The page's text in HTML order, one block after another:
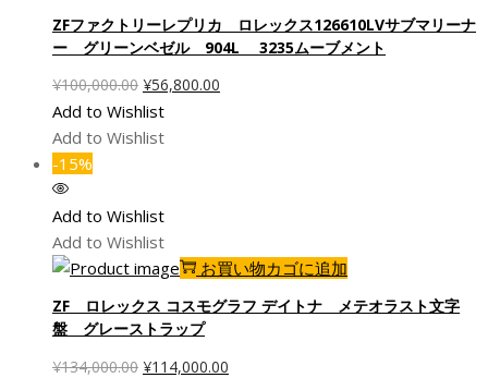
ZFファクトリーレプリカ ロレックス126610LVサブマリーナ
ー グリーンベゼル 904L 3235ムーブメント
¥100,000.00 元
の
価
¥100,000.00
で
し
¥56,800.00
で
Add to Wishlist
Add to Wishlist
-15%
Add to Wishlist
Add to Wishlist
お買い物カゴに追加
ZF ロレックス コスモグラフ デイトナ メテオラスト文字
盤 グレーストラップ
¥134,000.00 元
¥114,000.00